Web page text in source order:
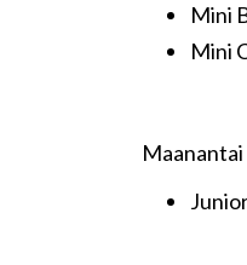
Mini
Mini